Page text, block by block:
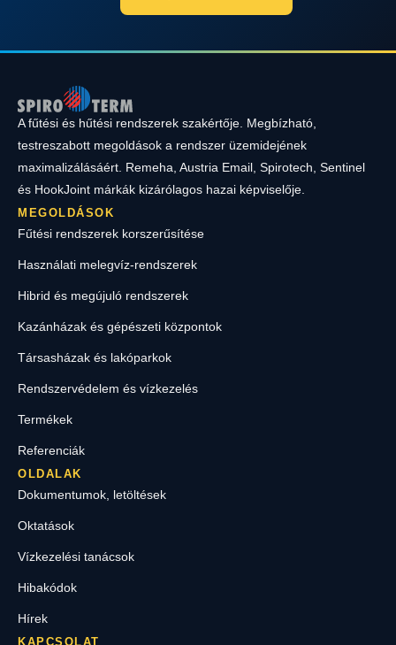
A fűtési és hűtési rendszerek szakértője. Megbízható,
testreszabott megoldások a rendszer üzemidejének
maximalizálásáért. Remeha, Austria Email, Spirotech, Sentinel
és HookJoint márkák kizárólagos hazai képviselője.
MEGOLDÁSOK
Fűtési rendszerek korszerűsítése
Használati melegvíz-rendszerek
Hibrid és megújuló rendszerek
Kazánházak és gépészeti központok
Társasházak és lakóparkok
Rendszervédelem és vízkezelés
Termékek
Referenciák
OLDALAK
Dokumentumok, letöltések
Oktatások
Vízkezelési tanácsok
Hibakódok
Hírek
KAPCSOLAT